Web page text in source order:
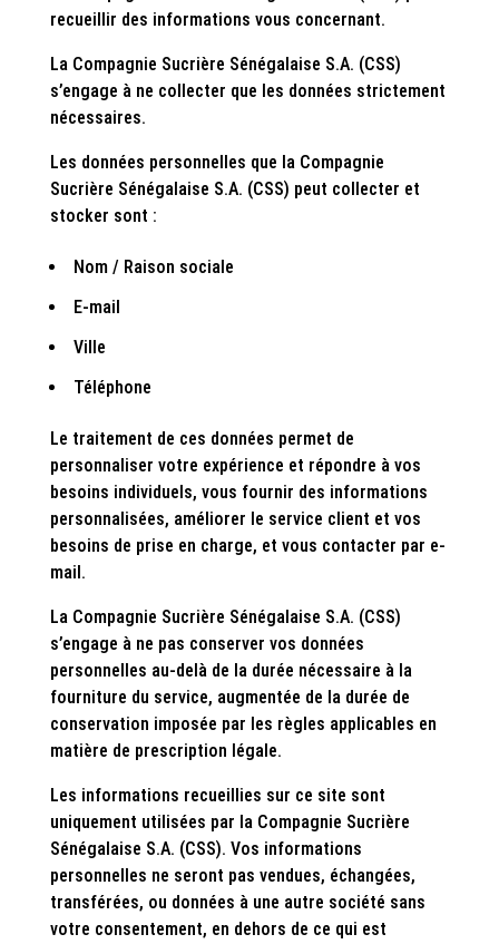
recueillir des informations vous concernant.
La Compagnie Sucrière Sénégalaise S.A. (CSS)
s’engage à ne collecter que les données strictement
nécessaires.
Les données personnelles que la Compagnie
Sucrière Sénégalaise S.A. (CSS) peut collecter et
stocker sont :
Nom / Raison sociale
E-mail
Ville
Téléphone
Le traitement de ces données permet de
personnaliser votre expérience et répondre à vos
besoins individuels, vous fournir des informations
personnalisées, améliorer le service client et vos
besoins de prise en charge, et vous contacter par e-
mail.
La Compagnie Sucrière Sénégalaise S.A. (CSS)
s’engage à ne pas conserver vos données
personnelles au-delà de la durée nécessaire à la
fourniture du service, augmentée de la durée de
conservation imposée par les règles applicables en
matière de prescription légale.
Les informations recueillies sur ce site sont
uniquement utilisées par la Compagnie Sucrière
Sénégalaise S.A. (CSS). Vos informations
personnelles ne seront pas vendues, échangées,
transférées, ou données à une autre société sans
votre consentement, en dehors de ce qui est